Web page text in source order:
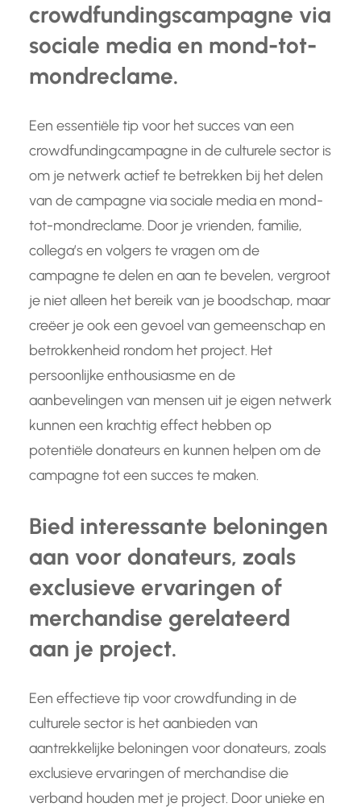
crowdfundingscampagne via
sociale media en mond-tot-
mondreclame.
Een essentiële tip voor het succes van een
crowdfundingcampagne in de culturele sector is
om je netwerk actief te betrekken bij het delen
van de campagne via sociale media en mond-
tot-mondreclame. Door je vrienden, familie,
collega’s en volgers te vragen om de
campagne te delen en aan te bevelen, vergroot
je niet alleen het bereik van je boodschap, maar
creëer je ook een gevoel van gemeenschap en
betrokkenheid rondom het project. Het
persoonlijke enthousiasme en de
aanbevelingen van mensen uit je eigen netwerk
kunnen een krachtig effect hebben op
potentiële donateurs en kunnen helpen om de
campagne tot een succes te maken.
Bied interessante beloningen
aan voor donateurs, zoals
exclusieve ervaringen of
merchandise gerelateerd
aan je project.
Een effectieve tip voor crowdfunding in de
culturele sector is het aanbieden van
aantrekkelijke beloningen voor donateurs, zoals
exclusieve ervaringen of merchandise die
verband houden met je project. Door unieke en